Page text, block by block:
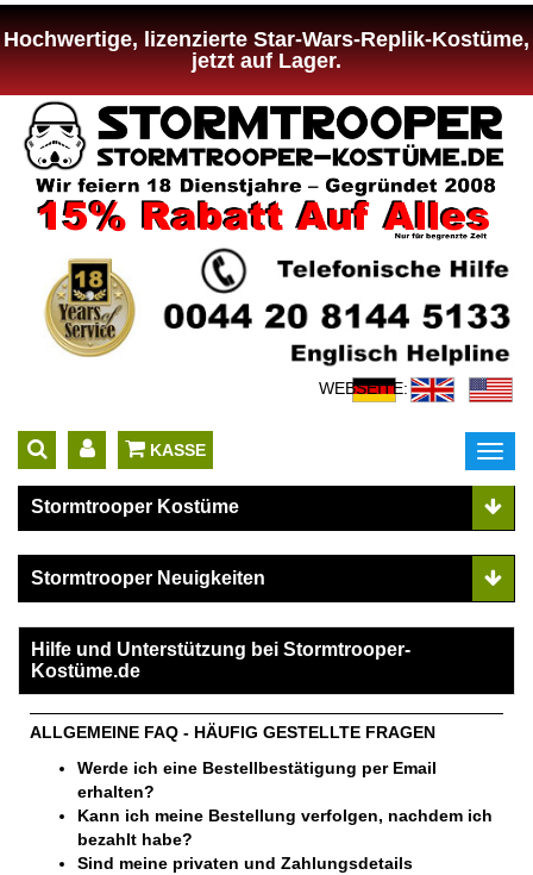
Hochwertige, lizenzierte Star-Wars-Replik-Kostüme,
jetzt auf Lager.
WEBSEITE:
KASSE
Stormtrooper Kostüme
Stormtrooper Neuigkeiten
Hilfe und Unterstützung bei Stormtrooper-
Kostüme.de
ALLGEMEINE FAQ - HÄUFIG GESTELLTE FRAGEN
Werde ich eine Bestellbestätigung per Email
erhalten?
Kann ich meine Bestellung verfolgen, nachdem ich
bezahlt habe?
Sind meine privaten und Zahlungsdetails